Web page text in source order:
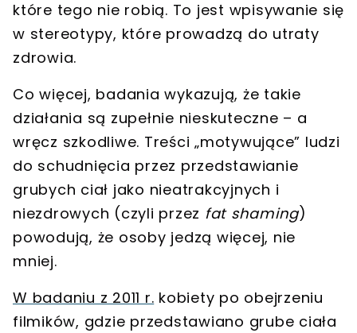
które tego nie robią. To jest wpisywanie się
w stereotypy, które prowadzą do utraty
zdrowia.
Co więcej, badania wykazują, że takie
działania są zupełnie nieskuteczne – a
wręcz szkodliwe. Treści „motywujące” ludzi
do schudnięcia przez przedstawianie
grubych ciał jako nieatrakcyjnych i
niezdrowych (czyli przez fat shaming)
powodują, że osoby jedzą więcej, nie
mniej.
W badaniu z 2011 r. kobiety po obejrzeniu
filmików, gdzie przedstawiano grube ciała